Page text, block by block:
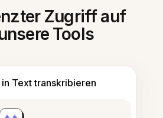
Zugriff auf
Tools
in Text transkribieren